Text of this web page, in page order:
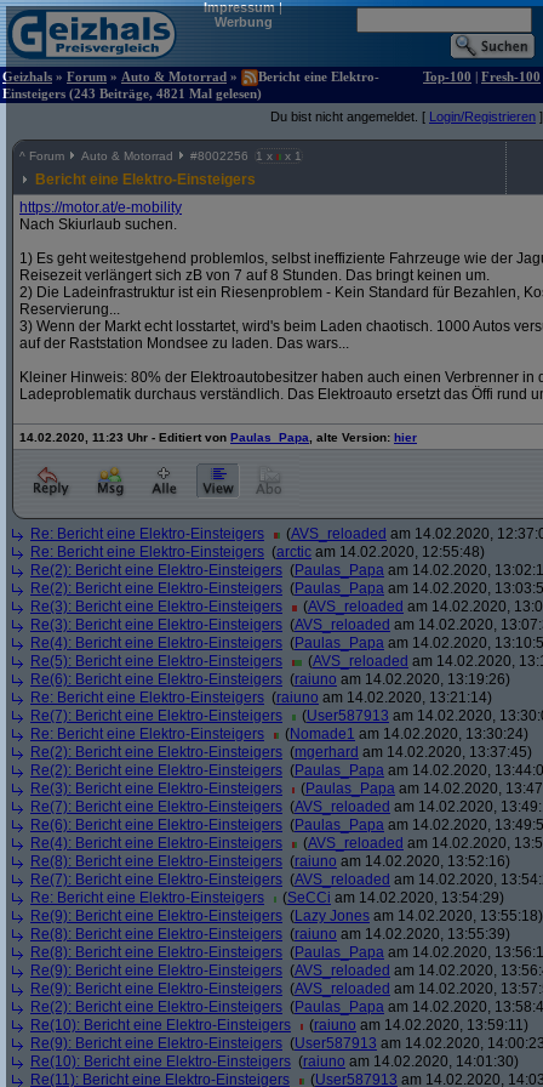
Impressum|
Werbung
Geizhals » Forum » Auto & Motorrad »
Bericht eine Elektro-
Einsteigers (243 Beiträge, 4821 Mal gelesen)
Top-100 | Fresh-100
Du bist nicht angemeldet. [ Login/Registrieren ]
^ Forum Auto & Motorrad #8002256 1 x x 1
Bericht eine Elektro-Einsteigers
https://motor.at/e-mobility
Nach Skiurlaub suchen.
1) Es geht weitestgehend problemlos, selbst ineffiziente Fahrzeuge wie der
Reisezeit verlängert sich zB von 7 auf 8 Stunden. Das bringt keinen um.
2) Die Ladeinfrastruktur ist ein Riesenproblem - Kein Standard für Bezahlen,
Reservierung...
3) Wenn der Markt echt losstartet, wird's beim Laden chaotisch. 1000 Autos
auf der Raststation Mondsee zu laden. Das wars...
Kleiner Hinweis: 80% der Elektroautobesitzer haben auch einen Verbrenner in
Ladeproblematik durchaus verständlich. Das Elektroauto ersetzt das Öffi rund
14.02.2020, 11:23 Uhr - Editiert von Paulas_Papa , alte Version: hier
Re: Bericht eine Elektro-Einsteigers (AVS_reloaded am 14.02.2020,
Re: Bericht eine Elektro-Einsteigers (arctic am 14.02.2020, 12:55:48)
Re(2): Bericht eine Elektro-Einsteigers (Paulas_Papa am 14.02.2020,
Re(2): Bericht eine Elektro-Einsteigers (Paulas_Papa am 14.02.2020,
Re(3): Bericht eine Elektro-Einsteigers
(AVS_reloaded am 14.02.2020,
Re(3): Bericht eine Elektro-Einsteigers (AVS_reloaded am 14.02.2020,
Re(4): Bericht eine Elektro-Einsteigers (Paulas_Papa am 14.02.2020,
Re(5): Bericht eine Elektro-Einsteigers
(AVS_reloaded am 14.02.2020,
Re(6): Bericht eine Elektro-Einsteigers (raiuno am 14.02.2020, 13:19:26)
Re: Bericht eine Elektro-Einsteigers (raiuno am 14.02.2020, 13:21:14)
Re(7): Bericht eine Elektro-Einsteigers
(User587913 am 14.02.2020,
Re: Bericht eine Elektro-Einsteigers
(Nomade1 am 14.02.2020, 13:30:24)
Re(2): Bericht eine Elektro-Einsteigers (mgerhard am 14.02.2020, 13:37:45)
Re(2): Bericht eine Elektro-Einsteigers (Paulas_Papa am 14.02.2020,
Re(3): Bericht eine Elektro-Einsteigers
(Paulas_Papa am 14.02.2020,
Re(7): Bericht eine Elektro-Einsteigers (AVS_reloaded am 14.02.2020,
Re(6): Bericht eine Elektro-Einsteigers (Paulas_Papa am 14.02.2020,
Re(4): Bericht eine Elektro-Einsteigers
(AVS_reloaded am 14.02.2020,
Re(8): Bericht eine Elektro-Einsteigers (raiuno am 14.02.2020, 13:52:16)
Re(7): Bericht eine Elektro-Einsteigers (AVS_reloaded am 14.02.2020,
Re: Bericht eine Elektro-Einsteigers
(SeCCi am 14.02.2020, 13:54:29)
Re(9): Bericht eine Elektro-Einsteigers (Lazy Jones am 14.02.2020, 13:55:18)
Re(8): Bericht eine Elektro-Einsteigers (raiuno am 14.02.2020, 13:55:39)
Re(8): Bericht eine Elektro-Einsteigers (Paulas_Papa am 14.02.2020,
Re(9): Bericht eine Elektro-Einsteigers (AVS_reloaded am 14.02.2020,
Re(9): Bericht eine Elektro-Einsteigers (AVS_reloaded am 14.02.2020,
Re(2): Bericht eine Elektro-Einsteigers (Paulas_Papa am 14.02.2020,
Re(10): Bericht eine Elektro-Einsteigers
(raiuno am 14.02.2020, 13:59:11)
Re(9): Bericht eine Elektro-Einsteigers (User587913 am 14.02.2020,
Re(10): Bericht eine Elektro-Einsteigers (raiuno am 14.02.2020, 14:01:30)
Re(11): Bericht eine Elektro-Einsteigers
(User587913 am 14.02.2020,